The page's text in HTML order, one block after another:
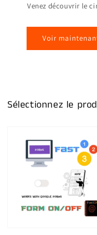
Venez découvrir le
Voir
Sélectionnez le